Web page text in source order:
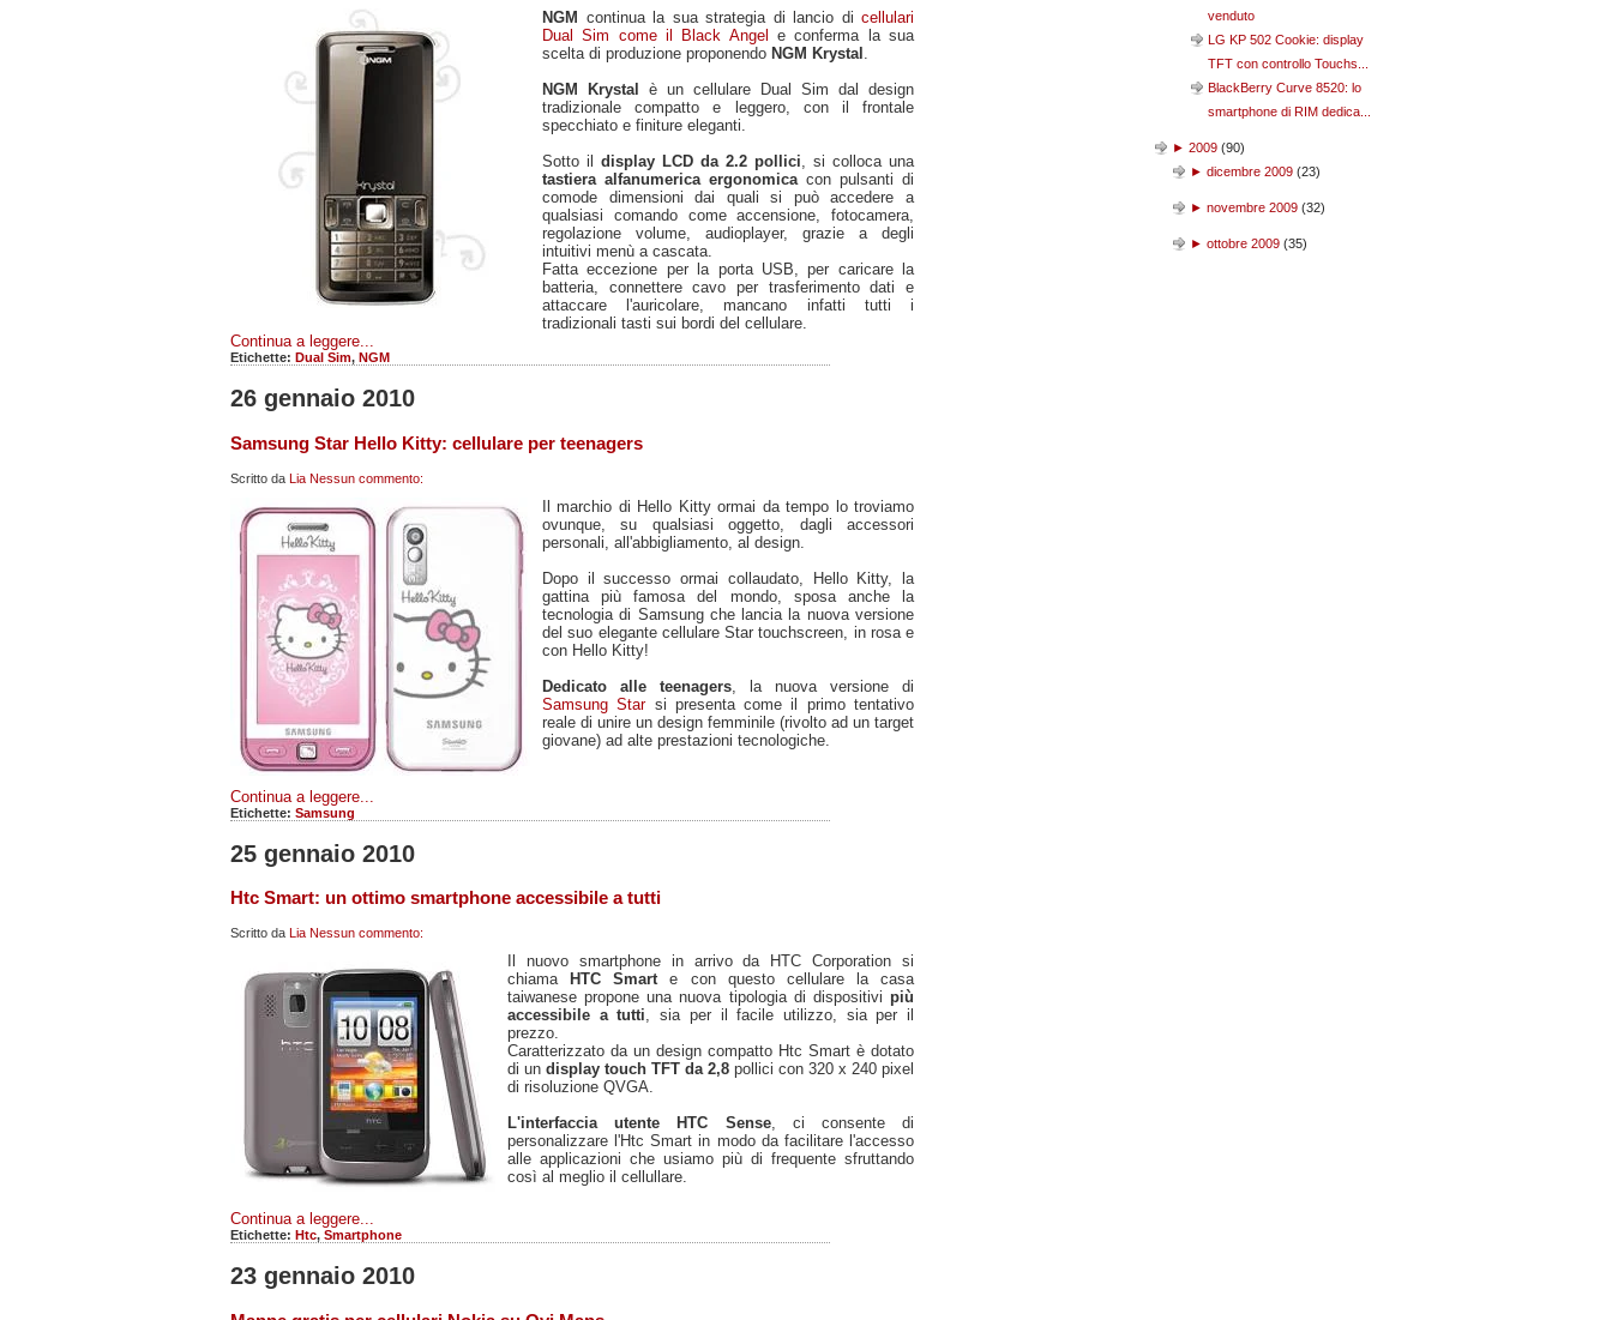
NGM continua la sua strategia di lancio di cellulari
Dual Sim come il Black Angel
e conferma la sua
scelta di produzione proponendo NGM Krystal .
NGM Krystal
è un cellulare Dual Sim dal design
tradizionale compatto e leggero, con il frontale
specchiato e finiture eleganti.
Sotto il display LCD da 2.2 pollici, si colloca una
tastiera alfanumerica ergonomicacon pulsanti di
comode dimensioni dai quali si può accedere a
qualsiasi comando come accensione, fotocamera,
regolazione volume, audioplayer, grazie a degli
intuitivi menù a cascata.
Fatta eccezione per la porta USB, per caricare la
batteria, connettere cavo per trasferimento dati e
attaccare l'auricolare, mancano infatti tutti i
tradizionali tasti sui bordi del cellulare.
Continua a leggere...
Etichette: Dual Sim, NGM
26 gennaio 2010
Samsung Star Hello Kitty: cellulare per teenagers
Scritto da Lia Nessun commento:
Il marchio di Hello Kitty ormai da tempo lo troviamo
ovunque, su qualsiasi oggetto, dagli accessori
personali, all'abbigliamento, al design.
Dopo il successo ormai collaudato, Hello Kitty, la
gattina più famosa del mondo, sposa anche la
tecnologia di Samsung che lancia la nuova versione
del suo elegante cellulare Star touchscreen, in rosa e
con Hello Kitty!
Dedicato alle teenagers , la nuova versione di
Samsung Starsi presenta come il primo tentativo
reale di unire un design femminile (rivolto ad un target
giovane) ad alte prestazioni tecnologiche.
Continua a leggere...
Etichette: Samsung
25 gennaio 2010
Htc Smart: un ottimo smartphone accessibile a tutti
Scritto da Lia Nessun commento:
Il nuovo smartphone in arrivo da HTC Corporation si
chiama
HTC Smarte con questo cellulare la casa
taiwanese propone una nuova tipologia di dispositivi più
accessibile a tutti, sia per il facile utilizzo, sia per il
prezzo.
Caratterizzato da un design compatto Htc Smart è dotato
di un display touch TFT da 2,8 pollici con 320 x 240 pixel
di risoluzione QVGA.
L'interfaccia utente HTC Sense, ci consente di
personalizzare l'Htc Smart in modo da facilitare l'accesso
alle applicazioni che usiamo più di frequente sfruttando
così al meglio il cellullare.
Continua a leggere...
Etichette: Htc, Smartphone
23 gennaio 2010
venduto
LG KP 502 Cookie: display
TFT con controllo Touchs...
BlackBerry Curve 8520: lo
smartphone di RIM dedica...
► 2009 (90)
► dicembre 2009 (23)
► novembre 2009 (32)
► ottobre 2009 (35)